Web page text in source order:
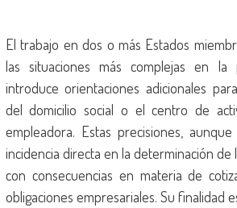
El trabajo en dos o más Estados
las situaciones más complejas en la
introduce orientaciones adicionales
del domicilio social o el centro de
empleadora. Estas precisiones,
incidencia directa en la determinación de
con consecuencias en materia de
obligaciones empresariales. Su finalidad